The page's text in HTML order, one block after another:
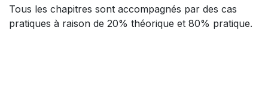
Tous les chapitres sont accompagnés par des cas
pratiques à raison de 20% théorique et 80% pratique.